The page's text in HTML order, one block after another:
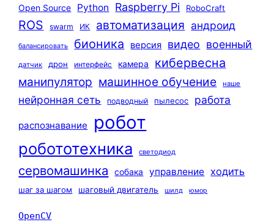
Open Source Python Raspberry Pi RoboCraft
ROS swarm ИК автоматизация андроид
балансировать бионика версия видео военный
датчик дрон интерфейс камера кибервесна
манипулятор машинное обучение наше
нейронная сеть подводный пылесос работа
распознавание робот
робототехника светодиод
сервомашинка собака управление ходить
шаг за шагом шаговый двигатель шилд юмор
OpenCV